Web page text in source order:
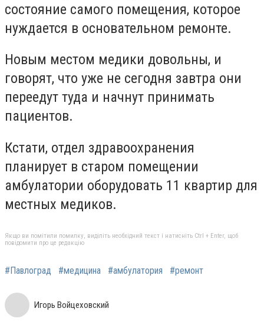
состояние самого помещения, которое
нуждается в основательном ремонте.
Новым местом медики довольны, и
говорят, что уже не сегодня завтра они
переедут туда и начнут принимать
пациентов.
Кстати, отдел здравоохранения
планирует в старом помещении
амбулатории оборудовать 11 квартир для
местных медиков.
Якщо ви помітили помилку, виділіть необхідний текст і натисніть Ctrl + Enter, щоб
повідомити про це редакцію
#Павлоград #медицина #амбулатория #ремонт
Игорь Войцеховский